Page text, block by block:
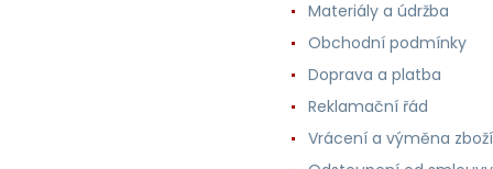
Materiály a údržba
Obchodní podmínky
Doprava a platba
Reklamační řád
Vrácení a výměna zboží